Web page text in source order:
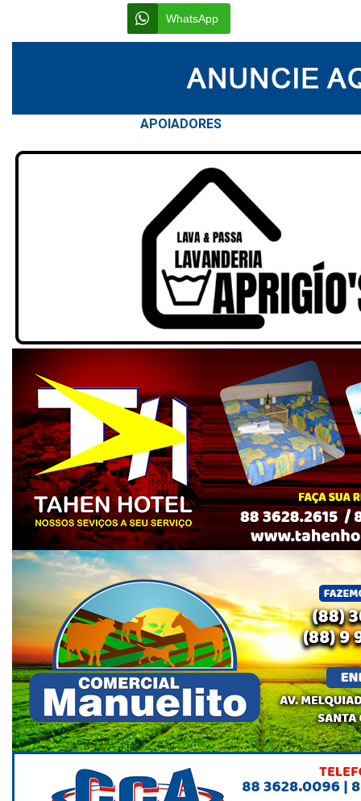
WhatsApp
APOIADORES